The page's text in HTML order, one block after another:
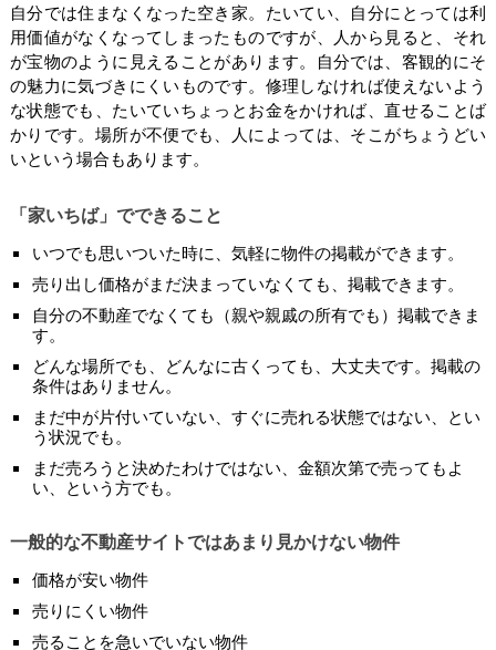
自分では住まなくなった空き家。たいてい、自分にとっては利
用価値がなくなってしまったものですが、人から見ると、それ
が宝物のように見えることがあります。自分では、客観的にそ
の魅力に気づきにくいものです。修理しなければ使えないよう
な状態でも、たいていちょっとお金をかければ、直せることば
かりです。場所が不便でも、人によっては、そこがちょうどい
いという場合もあります。
「家いちば」でできること
いつでも思いついた時に、気軽に物件の掲載ができます。
売り出し価格がまだ決まっていなくても、掲載できます。
自分の不動産でなくても（親や親戚の所有でも）掲載できま
す。
どんな場所でも、どんなに古くっても、大丈夫です。掲載の
条件はありません。
まだ中が片付いていない、すぐに売れる状態ではない、とい
う状況でも。
まだ売ろうと決めたわけではない、金額次第で売ってもよ
い、という方でも。
一般的な不動産サイトではあまり見かけない物件
価格が安い物件
売りにくい物件
売ることを急いでいない物件